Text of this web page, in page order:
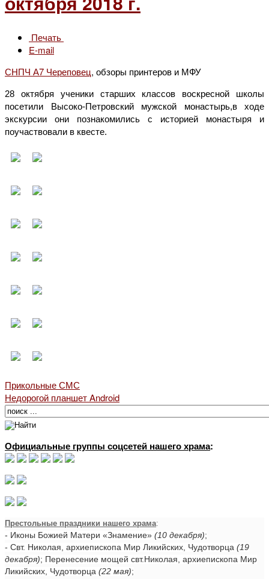
Печать
E-mail
СНПЧ А7 Череповец, обзоры принтеров и МФУ
28 октября ученики старших классов воскресной школы
посетили Высоко-Петровский мужской монастырь,в ходе
экскурсии они познакомились с историей монастыря и
поучаствовали в квесте.
Прикольные СМС
Недорогой планшет Android
Официальные группы соцсетей нашего храма:
Престольные праздники нашего храма:
- Иконы Божией Матери «Знамение» (10 декабря);
- Свт. Николая, архиепископа Мир Ликийских, Чудотворца (19
декабря); Перенесение мощей свт.Николая, архиепископа Мир
Ликийских, Чудотворца (22 мая);